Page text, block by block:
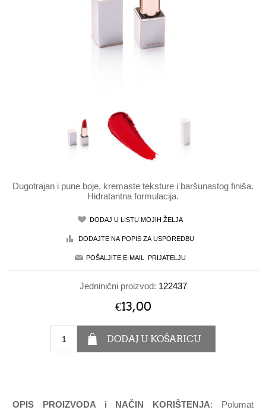
Dugotrajan i pune boje, kremaste teksture i baršunastog finiša.
Hidratantna formulacija.
Jedninični proizvod: 122437
€13,00
OPIS PROIZVODA i NAČIN KORIŠTENJA: Polumat